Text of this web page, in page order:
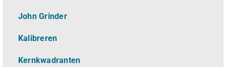
John Grinder
Kalibreren
Kernkwadranten